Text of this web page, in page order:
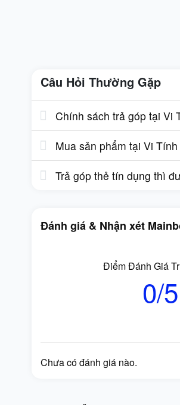
Câu Hỏi Thường Gặp
Chính sách trả góp tại Vi
Mua sản phẩm tại Vi
Trả góp thẻ tín dụng thì
Đánh giá & Nhận xét
Điểm Đánh Giá
0/5
Chưa có đánh giá nào.